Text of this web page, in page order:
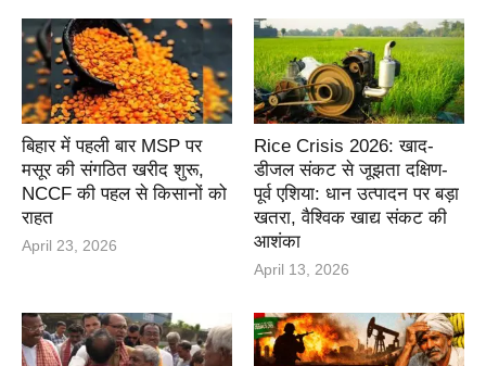
बिहार में पहली बार MSP पर
मसूर की संगठित खरीद शुरू,
NCCF की पहल से किसानों को
राहत
April 23, 2026
Rice Crisis 2026: खाद-
डीजल संकट से जूझता दक्षिण-
पूर्व एशिया: धान उत्पादन पर बड़ा
खतरा, वैश्विक खाद्य संकट की
आशंका
April 13, 2026